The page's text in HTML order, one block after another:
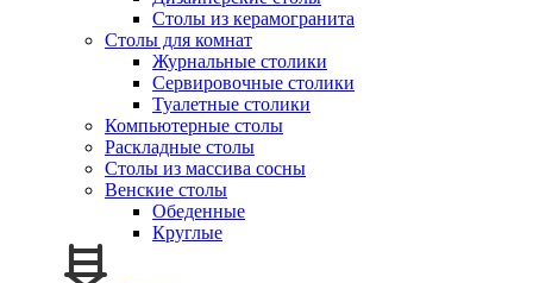
Столы из керамогранита
Столы для комнат
Журнальные столики
Сервировочные столики
Туалетные столики
Компьютерные столы
Раскладные столы
Столы из массива сосны
Венские столы
Обеденные
Круглые